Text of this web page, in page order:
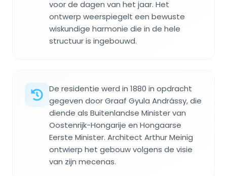
voor de dagen van het jaar. Het
ontwerp weerspiegelt een bewuste
wiskundige harmonie die in de hele
structuur is ingebouwd.
De residentie werd in 1880 in opdracht
gegeven door Graaf Gyula Andrássy, die
diende als Buitenlandse Minister van
Oostenrijk-Hongarije en Hongaarse
Eerste Minister. Architect Arthur Meinig
ontwierp het gebouw volgens de visie
van zijn mecenas.